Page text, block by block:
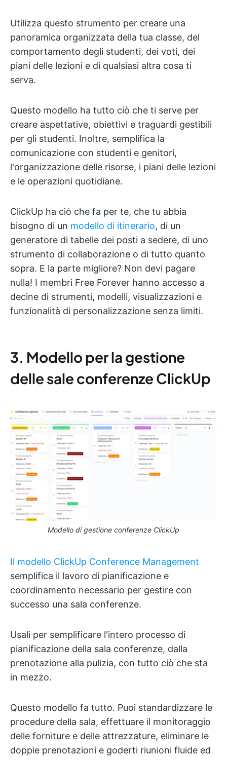
Utilizza questo strumento per creare una
panoramica organizzata della tua classe, del
comportamento degli studenti, dei voti, dei
piani delle lezioni e di qualsiasi altra cosa ti
serva.
Questo modello ha tutto ciò che ti serve per
creare aspettative, obiettivi e traguardi gestibili
per gli studenti. Inoltre, semplifica la
comunicazione con studenti e genitori,
l'organizzazione delle risorse, i piani delle lezioni
e le operazioni quotidiane.
ClickUp ha ciò che fa per te, che tu abbia
bisogno di un modello di itinerario, di un
generatore di tabelle dei posti a sedere, di uno
strumento di collaborazione o di tutto quanto
sopra. E la parte migliore? Non devi pagare
nulla! I membri Free Forever hanno accesso a
decine di strumenti, modelli, visualizzazioni e
funzionalità di personalizzazione senza limiti.
3. Modello per la gestione
delle sale conferenze ClickUp
Modello di gestione conferenze ClickUp
Il modello ClickUp Conference Management
semplifica il lavoro di pianificazione e
coordinamento necessario per gestire con
successo una sala conferenze.
Usali per semplificare l'intero processo di
pianificazione della sala conferenze, dalla
prenotazione alla pulizia, con tutto ciò che sta
in mezzo.
Questo modello fa tutto. Puoi standardizzare le
procedure della sala, effettuare il monitoraggio
delle forniture e delle attrezzature, eliminare le
doppie prenotazioni e goderti riunioni fluide ed